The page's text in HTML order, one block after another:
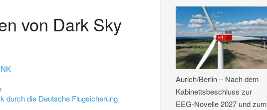
von Dark Sky
durch die Deutsche Flugsicherung
Aurich/Berlin – Nach dem
Kabinettsbeschluss zur
EEG-Novelle 2027 und zum